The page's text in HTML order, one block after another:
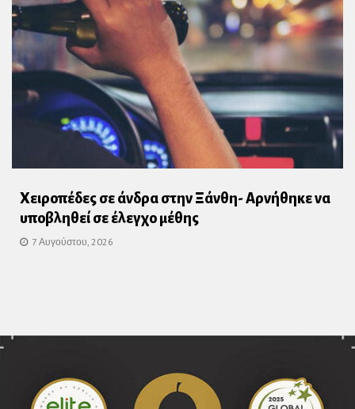
Χειροπέδες σε άνδρα στην Ξάνθη- Αρνήθηκε να
υποβληθεί σε έλεγχο μέθης
7 Αυγούστου, 2026